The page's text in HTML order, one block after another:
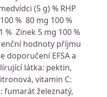
(5 g) % RHP
% 80 mg 100 %
% Zinek 5 mg 100 %
hodnoty příjmu
doporučení EFSA a
látka: pektin,
vitamin C:
fumarát železnatý,